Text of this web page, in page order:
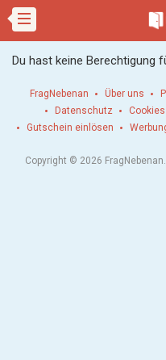
Du hast keine Berechtigung
FragNebenan Über uns
Datenschutz
Cookies
Gutschein einlösen
Copyright © 2026